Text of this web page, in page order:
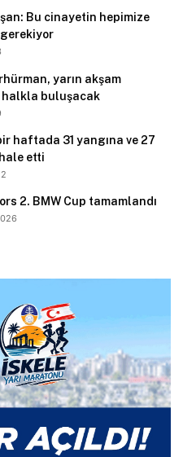
Bu cinayetin hepimize
gerekiyor
yarın akşam
halkla buluşacak
haftada 31 yangına ve 27
etti
2. BMW Cup tamamlandı